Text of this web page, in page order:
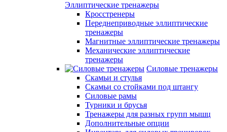
Эллиптические тренажеры
Кросстренеры
Переднеприводные эллиптические
тренажеры
Магнитные эллиптические тренажеры
Механические эллиптические
тренажеры
Силовые тренажеры
Скамьи и стулья
Скамьи со стойками под штангу
Силовые рамы
Турники и брусья
Тренажеры для разных групп мышц
Дополнительные опции